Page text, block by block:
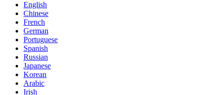
English
Chinese
French
German
Portuguese
Spanish
Russian
Japanese
Korean
Arabic
Irish